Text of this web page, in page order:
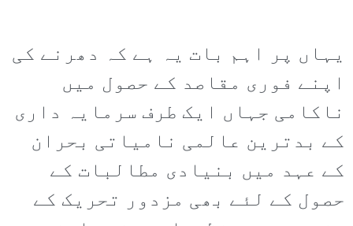
یہاں پر اہم بات یہ ہے کہ دھرنے کی
اپنے فوری مقاصد کے حصول میں
ناکامی جہاں ایک طرف سرمایہ داری
کے بدترین عالمی نامیاتی بحران
کے عہد میں بنیادی مطالبات کے
حصول کے لئے بھی مزدور تحریک کے